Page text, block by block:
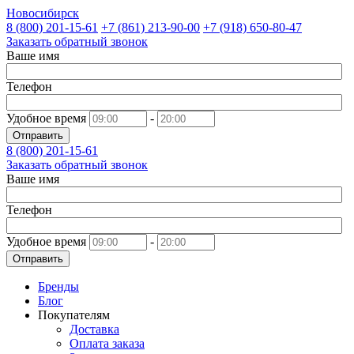
Новосибирск
8 (800) 201-15-61 +7 (861) 213-90-00 +7 (918) 650-80-47
Заказать обратный звонок
Ваше имя
Телефон
Удобное время -
Отправить
8 (800) 201-15-61
Заказать обратный звонок
Ваше имя
Телефон
Удобное время -
Отправить
Бренды
Блог
Покупателям
Доставка
Оплата заказа